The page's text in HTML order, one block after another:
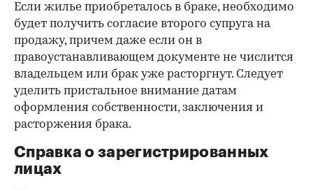
Если жилье приобреталось в браке, необходимо
будет получить согласие второго супруга на
продажу, причем даже если он в
правоустанавливающем документе не числится
владельцем или брак уже расторгнут. Следует
уделить пристальное внимание датам
оформления собственности, заключения и
расторжения брака.
Справка о зарегистрированных
лицах